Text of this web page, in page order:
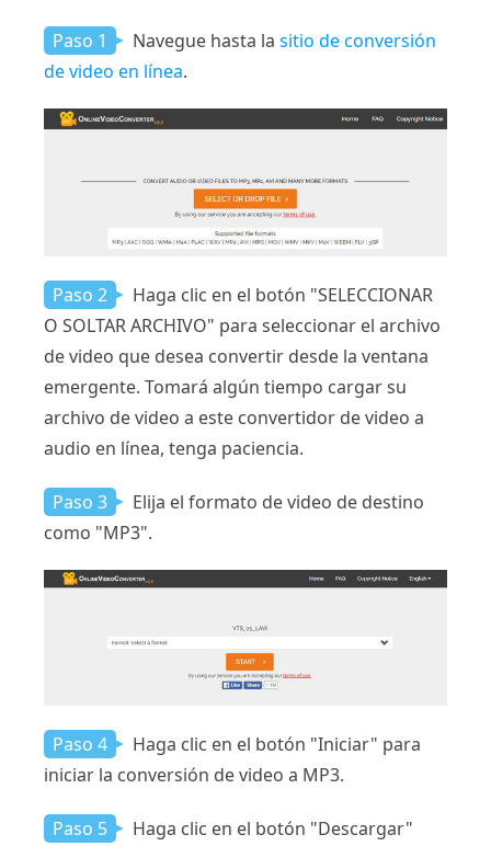
Paso 1 Navegue hasta la sitio de conversión
de video en línea.
Paso 2
Haga clic en el botón "SELECCIONAR
O SOLTAR ARCHIVO" para seleccionar el archivo
de video que desea convertir desde la ventana
emergente. Tomará algún tiempo cargar su
archivo de video a este convertidor de video a
audio en línea, tenga paciencia.
Paso 3
Elija el formato de video de destino
como "MP3".
Paso 4
Haga clic en el botón "Iniciar" para
iniciar la conversión de video a MP3.
Paso 5
Haga clic en el botón "Descargar"